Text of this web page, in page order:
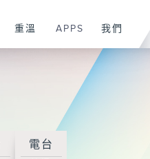
重溫 APPS 我們
電台